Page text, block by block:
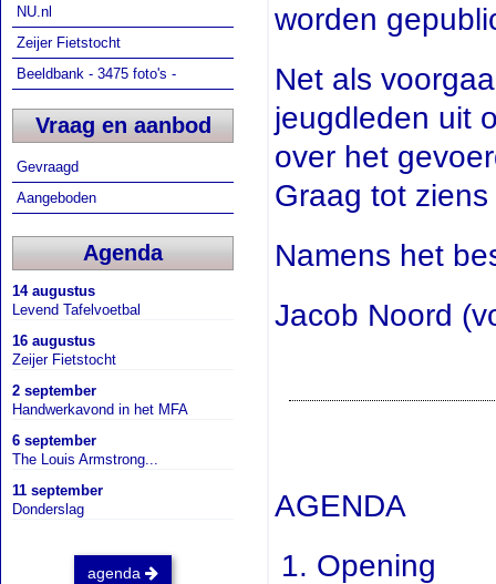
NU.nl
Zeijer Fietstocht
Beeldbank - 3475 foto's -
Vraag en aanbod
Gevraagd
Aangeboden
Agenda
14 augustus
Levend Tafelvoetbal
16 augustus
Zeijer Fietstocht
2 september
Handwerkavond in het MFA
6 september
The Louis Armstrong...
11 september
Donderslag
agenda
worden
Net als
jeugdleden uit
over het
Graag tot
Namens het
Jacob Noord
AGENDA
Opening